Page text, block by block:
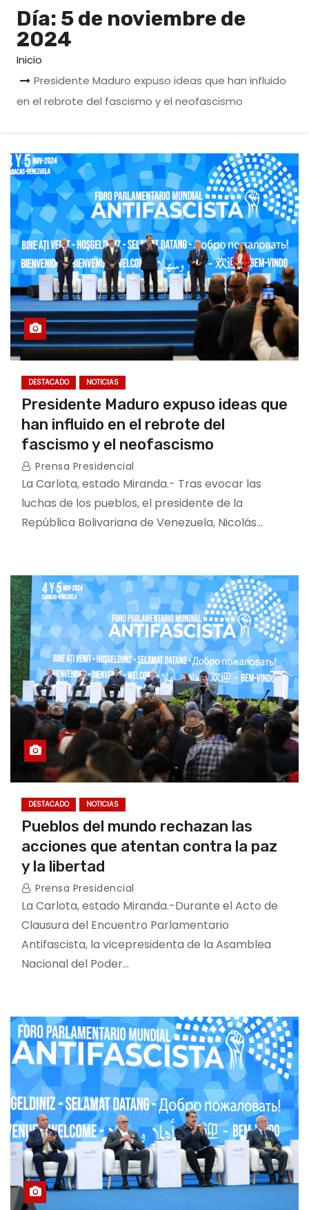
Día: 5 de noviembre de
2024
Inicio
Presidente Maduro expuso ideas que han influido
en el rebrote del fascismo y el neofascismo
DESTACADO NOTICIAS
Presidente Maduro expuso ideas que
han influido en el rebrote del
fascismo y el neofascismo
Prensa Presidencial
La Carlota, estado Miranda.- Tras evocar las
luchas de los pueblos, el presidente de la
República Bolivariana de Venezuela, Nicolás…
DESTACADO NOTICIAS
Pueblos del mundo rechazan las
acciones que atentan contra la paz
y la libertad
Prensa Presidencial
La Carlota, estado Miranda.-Durante el Acto de
Clausura del Encuentro Parlamentario
Antifascista, la vicepresidenta de la Asamblea
Nacional del Poder…